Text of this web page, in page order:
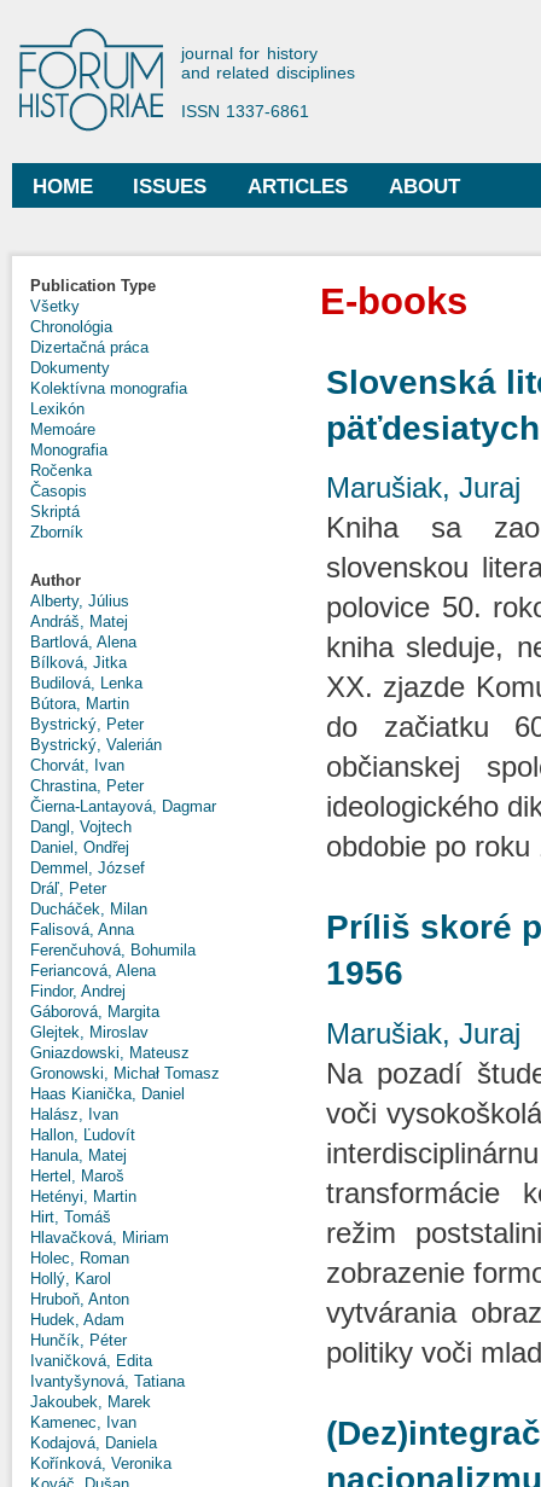
Forum Historiae
journal for history
and related disciplines
ISSN 1337-6861
Main menu
HOME ISSUES ARTICLES ABOUT
Publication Type
Všetky
Chronológia
Dizertačná práca
Dokumenty
Kolektívna monografia
Lexikón
Memoáre
Monografia
Ročenka
Časopis
Skriptá
Zborník
Author
Alberty, Július
Andráš, Matej
Bartlová, Alena
Bílková, Jitka
Budilová, Lenka
Bútora, Martin
Bystrický, Peter
Bystrický, Valerián
Chorvát, Ivan
Chrastina, Peter
Čierna-Lantayová, Dagmar
Dangl, Vojtech
Daniel, Ondřej
Demmel, József
Dráľ, Peter
Ducháček, Milan
Falisová, Anna
Ferenčuhová, Bohumila
Feriancová, Alena
Findor, Andrej
Gáborová, Margita
Glejtek, Miroslav
Gniazdowski, Mateusz
Gronowski, Michał Tomasz
Haas Kianička, Daniel
Halász, Ivan
Hallon, Ľudovít
Hanula, Matej
Hertel, Maroš
Hetényi, Martin
Hirt, Tomáš
Hlavačková, Miriam
Holec, Roman
Hollý, Karol
Hruboň, Anton
Hudek, Adam
Hunčík, Péter
Ivaničková, Edita
Ivantyšynová, Tatiana
Jakoubek, Marek
Kamenec, Ivan
Kodajová, Daniela
Kořínková, Veronika
E-books
Slovenská
Marušiak, Juraj
Kniha sa
slovenskou
polovice 50.
kniha sleduje,
XX. zjazde
do začiatku
občianskej
ideologického
obdobie po
Príliš skoré
1956
Marušiak, Juraj
Na pozadí
voči
transformácie
režim
zobrazenie
vytvárania
politiky voči